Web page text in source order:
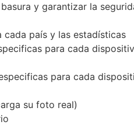
y garantizar la
cada país y las estadísticas
para cada
para cada
su foto real)